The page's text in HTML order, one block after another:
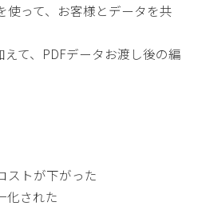
使って、お客様とデータを共
て、PDFデータお渡し後の編
ストが下がった
化された